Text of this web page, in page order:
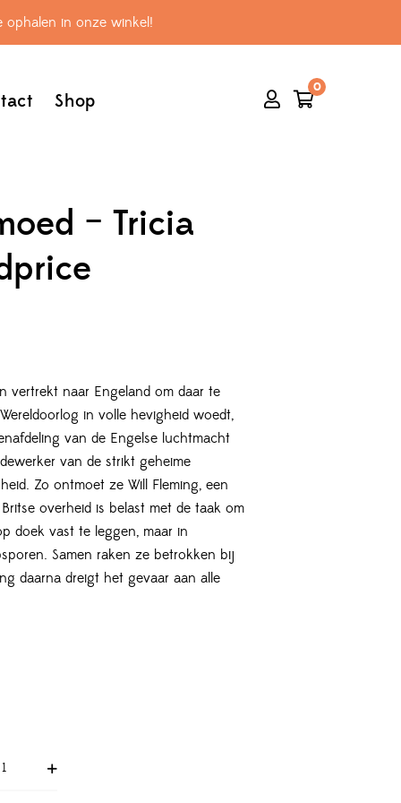
ophalen in onze winkel!
Shop
0
– Tricia
vertrekt naar Engeland om daar te
in volle hevigheid woedt,
van de Engelse luchtmacht
van de strikt geheime
Zo ontmoet ze Will Fleming, een
overheid is belast met de taak om
doek vast te leggen, maar in
Samen raken ze betrokken bij
daarna dreigt het gevaar aan alle